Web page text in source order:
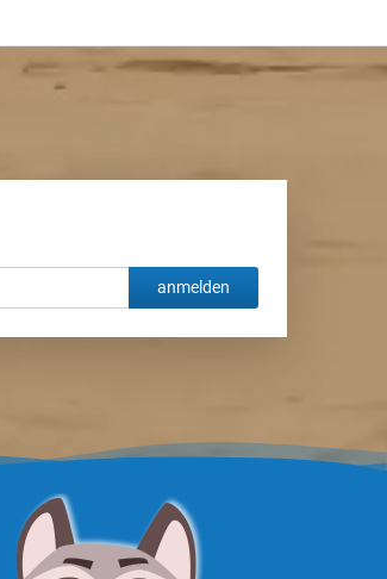
Samara
Sankt Petersburg
Ufa
anmelden